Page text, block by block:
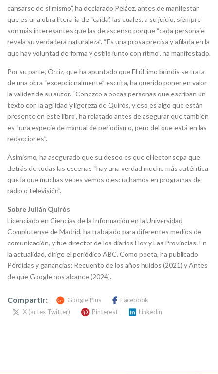
cansarse de sí mismo”, ha declarado Peláez, antes de manifestar
que es una obra literaria de “caída”, las cuales, a su juicio, siempre
son más interesantes que las de ascenso porque “cada personaje
revela su verdadera naturaleza”. “Es una prosa precisa y afilada en la
que hay voluntad de forma y estilo junto con ritmo”, ha manifestado.
Por su parte, Ortiz, que ha apuntado que El último brindis se trata
de una obra “excepcionalmente” escrita, ha querido poner en valor
la validez de su autor. “Conozco a pocas personas que escriban un
texto con la agilidad y ligereza de Quirós, y eso es algo que están
presente en este libro”, ha relatado antes de asegurar que también
es “una especie de manual de periodismo, pero del que está en las
redacciones”.
Asimismo, ha asegurado que su deseo es que el lector sepa que
detrás de todas las escenas “hay una verdad mucho más auténtica
que la que muchas veces vemos o escuchamos en programas de
radio o televisión”.
Sobre Julián Quirós
Licenciado en Ciencias de la Información en la Universidad
Complutense de Madrid, ha trabajado para diferentes medios de
comunicación, y fue director de los diarios Hoy y Las Provincias. En
la actualidad, dirige el periódico ABC. Como poeta, ha publicado
Pérdidas y ganancias: Recuento de los años huidos (2021) y Antes
de que Google nos alcance (2024).
Compartir: Google Plus
Facebook
X (antes Twitter)
Pinterest Linkedin